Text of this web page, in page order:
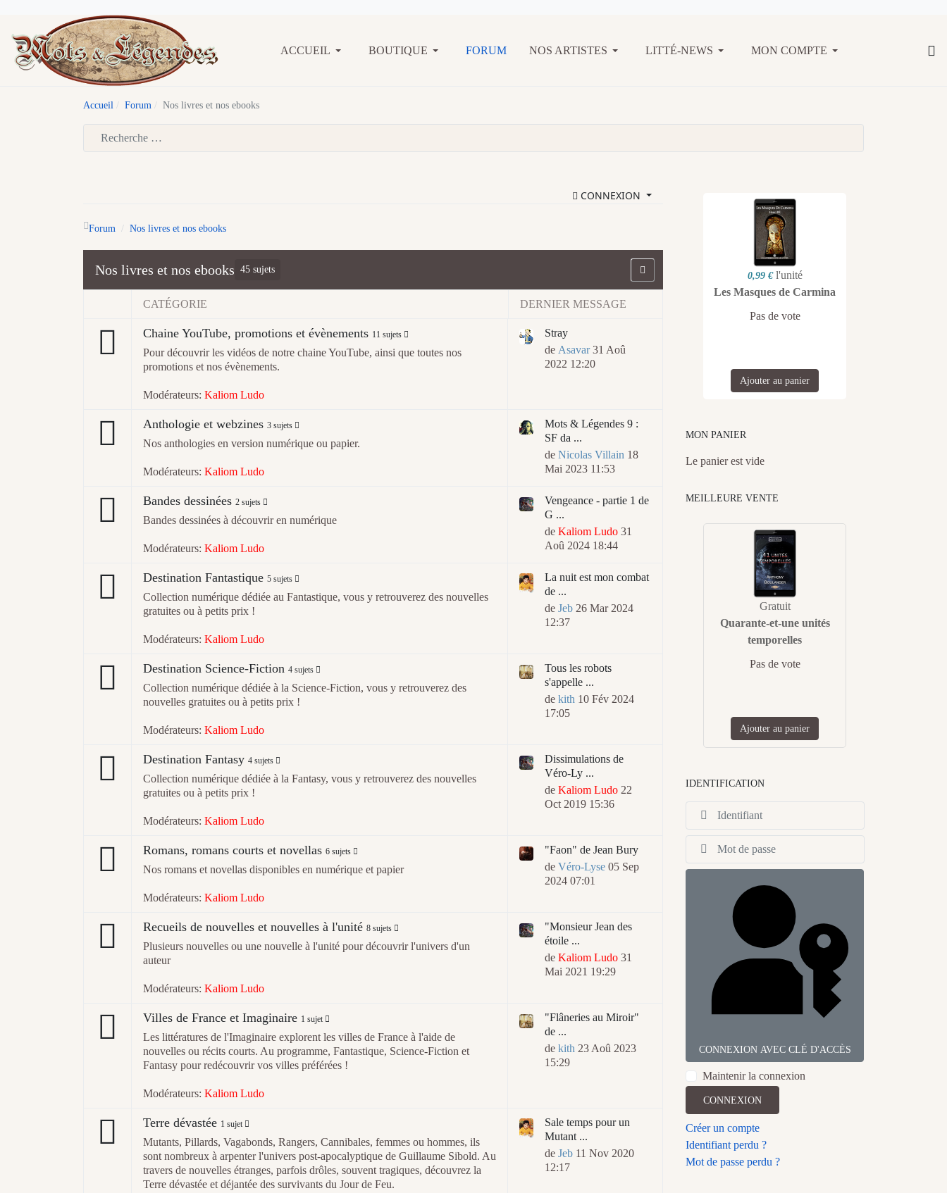
ACCUEIL BOUTIQUE FORUM NOS ARTISTES LITTÉ-NEWS MON COMPTE
Accueil Forum Nos livres et nos ebooks
CONNEXION
Forum Nos livres et nos ebooks
Nos livres et nos ebooks 45 sujets
CATÉGORIE DERNIER MESSAGE
Chaine YouTube, promotions et évènements 11 sujets
Pour découvrir les vidéos de notre chaine YouTube, ainsi que toutes nos
promotions et nos évènements.
Modérateurs: Kaliom Ludo
Stray
de Asavar 31 Aoû
2022 12:20
Anthologie et webzines 3 sujets
Nos anthologies en version numérique ou papier.
Modérateurs: Kaliom Ludo
Mots & Légendes 9 :
SF da ...
deNicolas Villain 18
Mai 2023 11:53
Bandes dessinées 2 sujets
Bandes dessinées à découvrir en numérique
Modérateurs: Kaliom Ludo
Vengeance - partie 1 de
G ...
deKaliom Ludo 31
Aoû 2024 18:44
Destination Fantastique 5 sujets
Collection numérique dédiée au Fantastique, vous y retrouverez des nouvelles
gratuites ou à petits prix !
Modérateurs: Kaliom Ludo
La nuit est mon combat
de ...
deJeb 26 Mar 2024
12:37
Destination Science-Fiction 4 sujets
Collection numérique dédiée à la Science-Fiction, vous y retrouverez des
nouvelles gratuites ou à petits prix !
Modérateurs: Kaliom Ludo
Tous les robots
s'appelle ...
dekith 10 Fév 2024
17:05
Destination Fantasy 4 sujets
Collection numérique dédiée à la Fantasy, vous y retrouverez des nouvelles
gratuites ou à petits prix !
Modérateurs: Kaliom Ludo
Dissimulations de
Véro-Ly ...
deKaliom Ludo 22
Oct 2019 15:36
Romans, romans courts et novellas 6 sujets
Nos romans et novellas disponibles en numérique et papier
Modérateurs: Kaliom Ludo
"Faon" de Jean Bury
deVéro-Lyse 05 Sep
2024 07:01
Recueils de nouvelles et nouvelles à l'unité 8 sujets
Plusieurs nouvelles ou une nouvelle à l'unité pour découvrir l'univers d'un
auteur
Modérateurs: Kaliom Ludo
"Monsieur Jean des
étoile ...
deKaliom Ludo 31
Mai 2021 19:29
Villes de France et Imaginaire 1 sujet
Les littératures de l'Imaginaire explorent les villes de France à l'aide de
nouvelles ou récits courts. Au programme, Fantastique, Science-Fiction et
Fantasy pour redécouvrir vos villes préférées !
Modérateurs: Kaliom Ludo
"Flâneries au Miroir"
de ...
dekith 23 Aoû 2023
15:29
Terre dévastée 1 sujet
Mutants, Pillards, Vagabonds, Rangers, Cannibales, femmes ou hommes, ils
sont nombreux à arpenter l'univers post-apocalyptique de Guillaume Sibold. Au
travers de nouvelles étranges, parfois drôles, souvent tragiques, découvrez la
Terre dévastée et déjantée des survivants du Jour de Feu.
Sale temps pour un
Mutant ...
deJeb 11 Nov 2020
12:17
0,99 € l'unité
Les Masques de Carmina
Pas de vote
Ajouter au panier
MON PANIER
Le panier est vide
MEILLEURE VENTE
Gratuit
Quarante-et-une unités
temporelles
Pas de vote
Ajouter au panier
IDENTIFICATION
CONNEXION AVEC CLÉ D'ACCÈS
Maintenir la connexion
CONNEXION
Créer un compte
Identifiant perdu ?
Mot de passe perdu ?